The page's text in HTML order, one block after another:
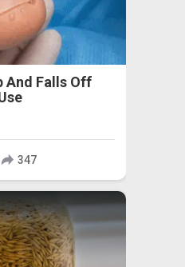
And Falls Off
347